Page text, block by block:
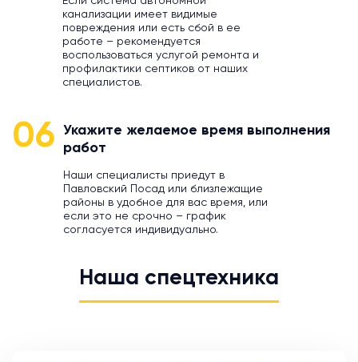
канализации имеет видимые
повреждения или есть сбой в ее
работе – рекомендуется
воспользоваться услугой ремонта и
профилактики септиков от наших
специалистов.
06
Укажите желаемое время выполнения
работ
Наши специалисты приедут в
Павловский Посад или близлежащие
районы в удобное для вас время, или
если это не срочно – график
согласуется индивидуально.
Наша спецтехника